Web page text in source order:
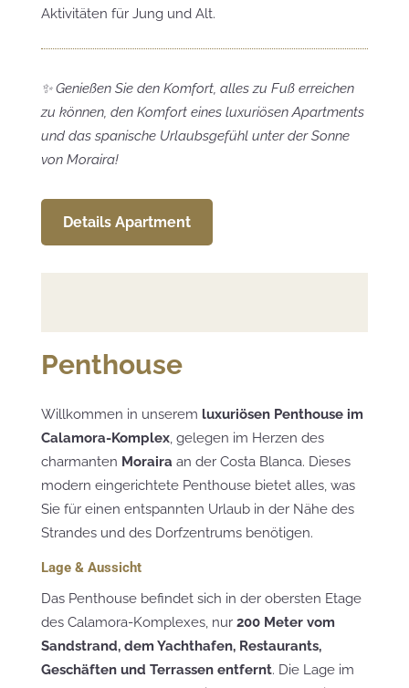
Penthouse
Willkommen in unserem luxuriösen Penthouse im
Calamora-Komplex, gelegen im Herzen des
charmanten Moraira an der Costa Blanca. Dieses
modern eingerichtete Penthouse bietet alles, was
Sie für einen entspannten Urlaub in der Nähe des
Strandes und des Dorfzentrums benötigen.
Lage & Aussicht
Das Penthouse befindet sich in der obersten Etage
des Calamora-Komplexes, nur 200 Meter vom
Sandstrand, dem Yachthafen, Restaurants,
Geschäften und Terrassen entfernt. Die Lage im
Aktivitäten für Jung und Alt.
✨ Genießen Sie den Komfort, alles zu Fuß erreichen
zu können, den Komfort eines luxuriösen Apartments
und das spanische Urlaubsgefühl unter der Sonne
von Moraira!
Details Apartment